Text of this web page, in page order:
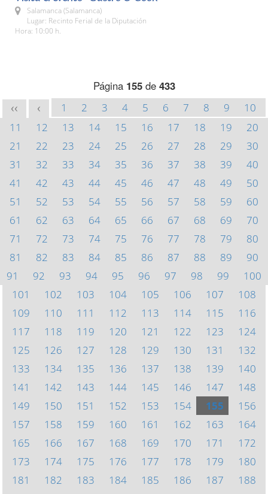
Salamanca (Salamanca)
Lugar: Recinto Ferial de la Diputación
Hora: 10:00 h.
Página 155de 433
<< < 1 2 3 4 5 6 7 8 9
10
11
12 13 14 15 16 17 18 19
20
21
22 23 24 25 26 27 28 29
30
31
32 33 34 35 36 37 38 39
40
41
42 43 44 45 46 47 48 49
50
51
52 53 54 55 56 57 58 59
60
61
62 63 64 65 66 67 68 69
70
71
72 73 74 75 76 77 78 79
80
81
82 83 84 85 86 87 88 89
90
91
92 93 94 95 96 97 98 99
100
101
102 103 104 105 106 107
108
109
110 111 112 113 114 115
116
117
118 119 120 121 122 123
124
125
126 127 128 129 130 131
132
133
134 135 136 137 138 139
140
141
142 143 144 145 146 147
148
149
150 151 152 153 154 155
156
157
158 159 160 161 162 163
164
165
166 167 168 169 170 171
172
173
174 175 176 177 178 179
180
181
182 183 184 185 186 187
188